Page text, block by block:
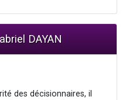
DAYAN
des décisionnaires, il